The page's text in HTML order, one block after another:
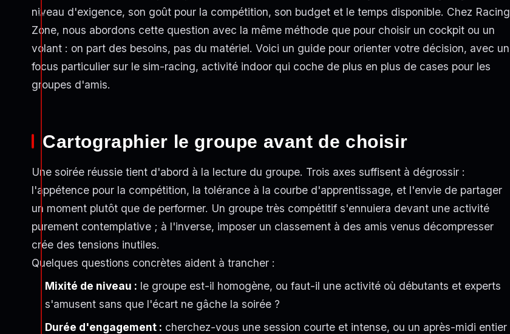
niveau d'exigence, son goût pour la compétition, son budget et le temps disponible. Chez Racing
Zone, nous abordons cette question avec la même méthode que pour choisir un cockpit ou un
volant : on part des besoins, pas du matériel. Voici un guide pour orienter votre décision, avec un
focus particulier sur le sim-racing, activité indoor qui coche de plus en plus de cases pour les
groupes d'amis.
Cartographier le groupe avant de choisir
Une soirée réussie tient d'abord à la lecture du groupe. Trois axes suffisent à dégrossir :
l'appétence pour la compétition, la tolérance à la courbe d'apprentissage, et l'envie de partager
un moment plutôt que de performer. Un groupe très compétitif s'ennuiera devant une activité
purement contemplative ; à l'inverse, imposer un classement à des amis venus décompresser
crée des tensions inutiles.
Quelques questions concrètes aident à trancher :
Mixité de niveau : le groupe est-il homogène, ou faut-il une activité où débutants et experts
s'amusent sans que l'écart ne gâche la soirée ?
Durée d'engagement : cherchez-vous une session courte et intense, ou un après-midi entier